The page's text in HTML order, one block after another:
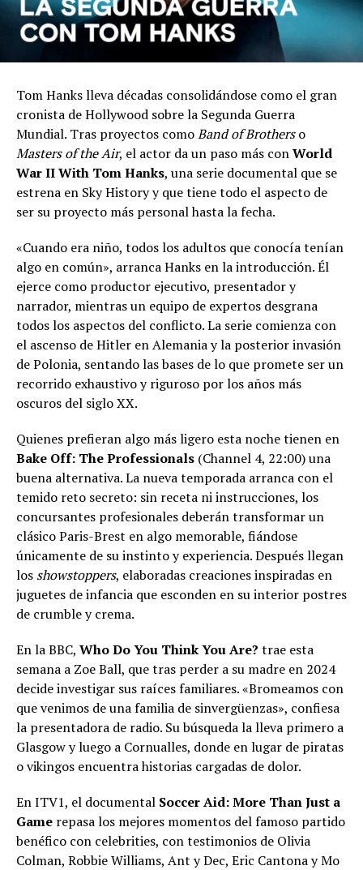
Tom Hanks lleva décadas consolidándose como el gran
cronista de Hollywood sobre la Segunda Guerra
Mundial. Tras proyectos comoBand of Brotherso
Masters of the Air, el actor da un paso más conWorld
War II With Tom Hanks, una serie documental que se
estrena en Sky History y que tiene todo el aspecto de
ser su proyecto más personal hasta la fecha.
«Cuando era niño, todos los adultos que conocía tenían
algo en común», arranca Hanks en la introducción. Él
ejerce como productor ejecutivo, presentador y
narrador, mientras un equipo de expertos desgrana
todos los aspectos del conflicto. La serie comienza con
el ascenso de Hitler en Alemania y la posterior invasión
de Polonia, sentando las bases de lo que promete ser un
recorrido exhaustivo y riguroso por los años más
oscuros del siglo XX.
Quienes prefieran algo más ligero esta noche tienen en
Bake Off: The Professionals (Channel 4, 22:00) una
buena alternativa. La nueva temporada arranca con el
temido reto secreto: sin receta ni instrucciones, los
concursantes profesionales deberán transformar un
clásico Paris-Brest en algo memorable, fiándose
únicamente de su instinto y experiencia. Después llegan
los showstoppers, elaboradas creaciones inspiradas en
juguetes de infancia que esconden en su interior postres
de crumble y crema.
En la BBC, Who Do You Think You Are? trae esta
semana a Zoe Ball, que tras perder a su madre en 2024
decide investigar sus raíces familiares. «Bromeamos con
que venimos de una familia de sinvergüenzas», confiesa
la presentadora de radio. Su búsqueda la lleva primero a
Glasgow y luego a Cornualles, donde en lugar de piratas
o vikingos encuentra historias cargadas de dolor.
En ITV1, el documental Soccer Aid: More Than Just a
Game repasa los mejores momentos del famoso partido
benéfico con celebrities, con testimonios de Olivia
Colman, Robbie Williams, Ant y Dec, Eric Cantona y Mo